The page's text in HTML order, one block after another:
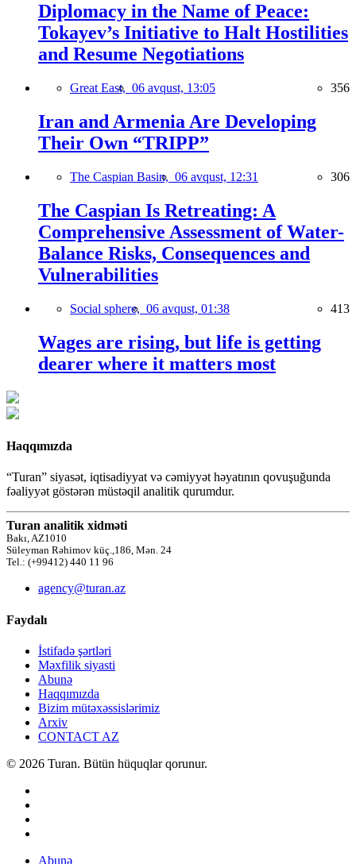
Diplomacy in the Name of Peace:
Tokayev’s Initiative to Halt Hostilities
and Resume Negotiations
Great East, 06 avqust, 13:05 356
Iran and Armenia Are Developing
Their Own “TRIPP”
The Caspian Basin, 06 avqust, 12:31 306
The Caspian Is Retreating: A
Comprehensive Assessment of Water-
Balance Risks, Consequences and
Vulnerabilities
Social sphere, 06 avqust, 01:38 413
Wages are rising, but life is getting
dearer where it matters most
Haqqımızda
“Turan” siyasət, iqtisadiyyat və cəmiyyət həyatının qovuşuğunda
fəaliyyət göstərən müstəqil analitik qurumdur.
Turan analitik xidməti
Bakı, AZ1010
Süleyman Rəhimov küç.,186, Mən. 24
Tel.: (+99412) 440 11 96
agency@turan.az
Faydalı
İstifadə şərtləri
Məxfilik siyasti
Abunə
Haqqımızda
Bizim mütəxəssislərimiz
Arxiv
CONTACT AZ
© 2026 Turan. Bütün hüquqlar qorunur.
Abunə